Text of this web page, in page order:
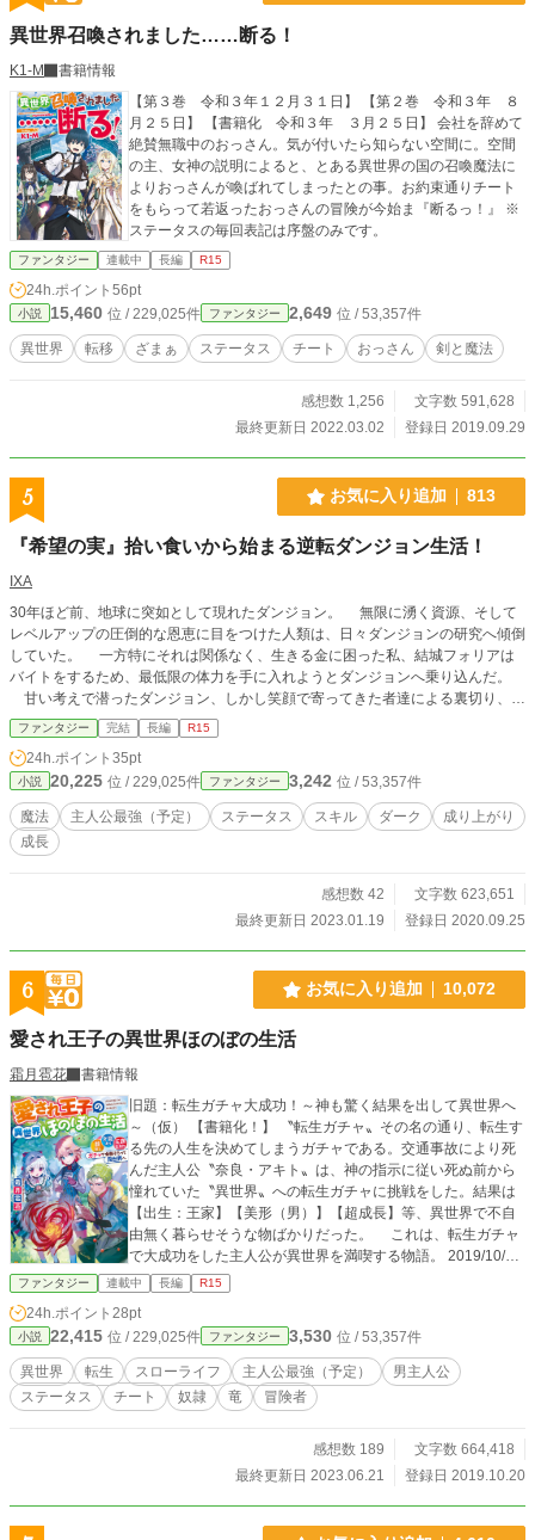
異世界召喚されました……断る！
K1-M
書籍情報
【第３巻 令和３年１２月３１日】 【第２巻 令和３年 ８
月２５日】 【書籍化 令和３年 ３月２５日】 会社を辞めて
絶賛無職中のおっさん。気が付いたら知らない空間に。空間
の主、女神の説明によると、とある異世界の国の召喚魔法に
よりおっさんが喚ばれてしまったとの事。お約束通りチート
をもらって若返ったおっさんの冒険が今始ま『断るっ！』 ※
ステータスの毎回表記は序盤のみです。
ファンタジー 連載中 長編 R15
24h.ポイント 56pt
小説 15,460 位 / 229,025件 ファンタジー 2,649 位 / 53,357件
異世界 転移 ざまぁ ステータス チート おっさん 剣と魔法
感想数 1,256
文字数 591,628
最終更新日 2022.03.02
登録日 2019.09.29
5 お気に入り追加 813
『希望の実』拾い食いから始まる逆転ダンジョン生活！
IXA
30年ほど前、地球に突如として現れたダンジョン。 無限に湧く資源、そして
レベルアップの圧倒的な恩恵に目をつけた人類は、日々ダンジョンの研究へ傾倒
していた。 一方特にそれは関係なく、生きる金に困った私、結城フォリアは
バイトをするため、最低限の体力を手に入れようとダンジョンへ乗り込んだ。
甘い考えで潜ったダンジョン、しかし笑顔で寄ってきた者達による裏切り、体
のいい使い捨てが私を待っていた。 しかし深い絶望の果てに、私は最強のユ
ニークスキルである《スキル累乗》を獲得する－－ これは金も境遇も、何も
かもが最底辺だった少女が泥臭く苦しみながらダンジョンを探索し、知恵とスキ
ルを駆使し、地べたを這いずり回って頂点へと登り、世界の真実を紐解く話
複数箇所での保存のため、カクヨム様とハーメルン様でも投稿しています
ファンタジー 完結 長編 R15
24h.ポイント 35pt
小説 20,225 位 / 229,025件 ファンタジー 3,242 位 / 53,357件
魔法 主人公最強（予定） ステータス スキル ダーク
成り上がり
成長
感想数 42
文字数 623,651
最終更新日 2023.01.19
登録日 2020.09.25
6 お気に入り追加 10,072
愛され王子の異世界ほのぼの生活
霜月雹花
書籍情報
旧題：転生ガチャ大成功！～神も驚く結果を出して異世界へ
～（仮） 【書籍化！】 〝転生ガチャ〟その名の通り、転生す
る先の人生を決めてしまうガチャである。交通事故により死
んだ主人公〝奈良・アキト〟は、神の指示に従い死ぬ前から
憧れていた〝異世界〟への転生ガチャに挑戦をした。結果は
【出生：王家】【美形（男）】【超成長】等、異世界で不自
由無く暮らせそうな物ばかりだった。 これは、転生ガチャ
で大成功をした主人公が異世界を満喫する物語。 2019/10/2
3：ファンタジーランキング一位、ＨＯＴランキング（２１
時）一位 2020/04/28：書籍化決定しました！ 2020/05/26：
タイトル変更しました。 2020/06/03：１巻発売！ 2020/10/2
3：２巻発売！ 2021/02/01：コミカライズ化決定！ ２月５
日配信開始 毎月第１金曜日 2021/04/21：３巻発売！
ファンタジー 連載中 長編 R15
24h.ポイント 28pt
小説 22,415 位 / 229,025件 ファンタジー 3,530 位 / 53,357件
異世界 転生 スローライフ 主人公最強（予定）
男主人公
ステータス
チート 奴隷 竜 冒険者
感想数 189
文字数 664,418
最終更新日 2023.06.21
登録日 2019.10.20